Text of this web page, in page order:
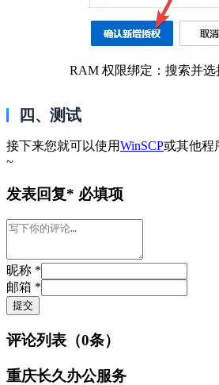
RAM 权限绑定：搜索并选
四、测试
接下来您就可以使用WinSCP或其他程
~
发表回复* 必填项
昵称 *
邮箱 *
提交
评论列表（0条）
重庆长久办公服务